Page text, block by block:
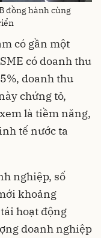
đồng hành cùng
có gần một
có doanh thu
doanh thu
chứng tỏ,
là tiềm năng,
tế nước ta
nghiệp, số
khoảng
hoạt động
doanh nghiệp